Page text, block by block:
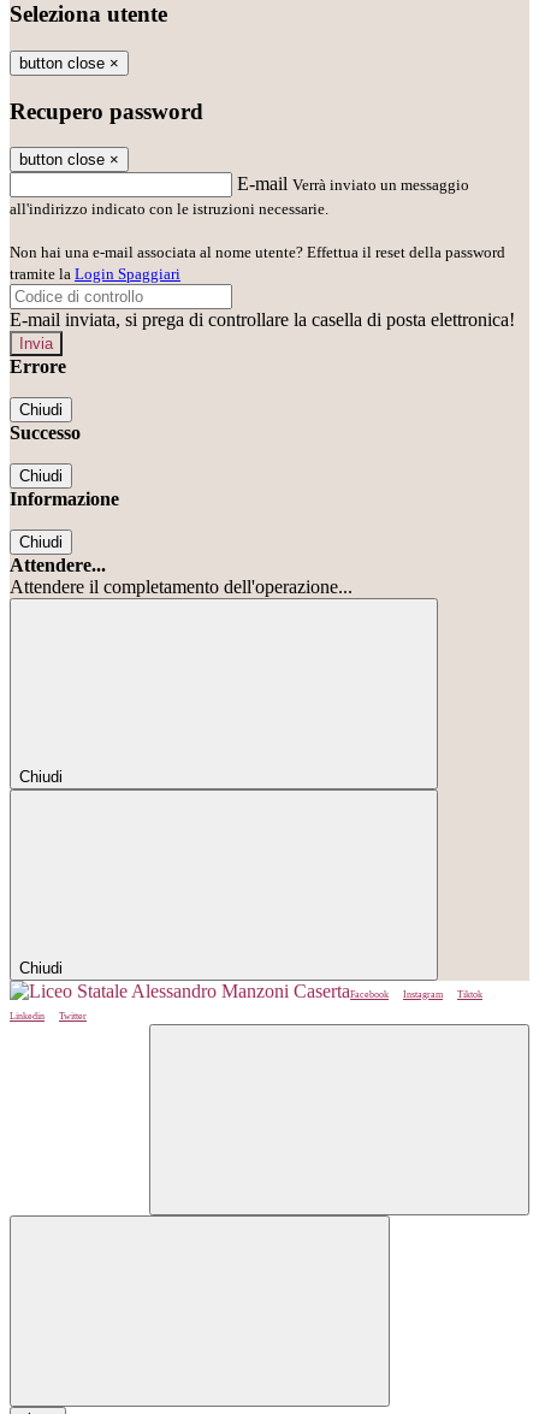
Seleziona utente
button close ×
Recupero password
button close ×
E-mail Verrà inviato un messaggio
all'indirizzo indicato con le istruzioni necessarie.
Non hai una e-mail associata al nome utente? Effettua il reset della password
tramite la Login Spaggiari
E-mail inviata, si prega di controllare la casella di posta elettronica!
Errore
Chiudi
Successo
Chiudi
Informazione
Chiudi
Attendere...
Attendere il completamento dell'operazione...
Chiudi
Chiudi
Facebook Instagram
Tiktok
Linkedin
Twitter